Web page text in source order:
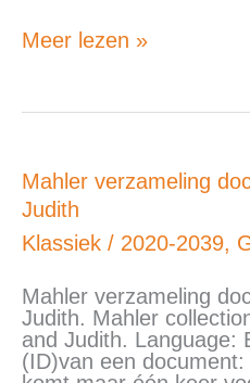
Meer lezen »
Mahler verzameling
Judith
Klassiek / 2020-2039,
Mahler verzameling
Judith. Mahler
and Judith. Language:
(ID)van een
Mahler
verzameling
documenten
Bert
Judith